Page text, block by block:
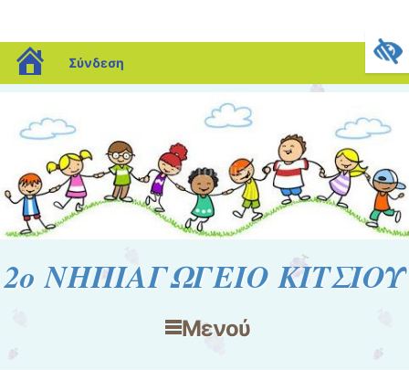
blogs.sch.gr
Σύνδεση
2ο ΝΗΠΙΑΓΩΓΕΙΟ ΚΙΤΣΙΟΥ
Μενού
Μετάβαση στο περιεχόμενο